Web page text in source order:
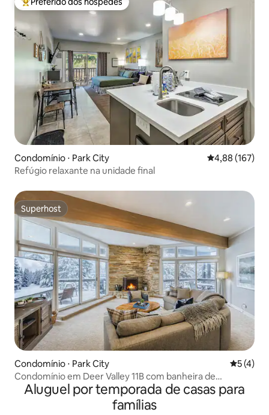
Entre os melhores preferidos dos hóspedes
Condomínio ⋅ Park City 4,88 de uma
4,88 (167)
Refúgio relaxante na unidade final
Superhost
Superhost
Condomínio ⋅ Park City 5 de
5 (4)
Condomínio em Deer Valley 11B com banheira de
hidromassagem, ar-condicionado e localização
privilegiada
Aluguel por temporada de casas para
famílias